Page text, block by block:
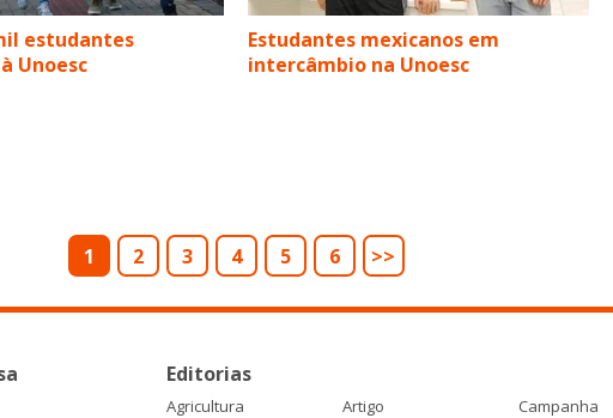
estudantes
Unoesc
Estudantes mexicanos em
intercâmbio na Unoesc
1 2 3 4 5 6 >>
Editorias
Agricultura Artigo
Campanha